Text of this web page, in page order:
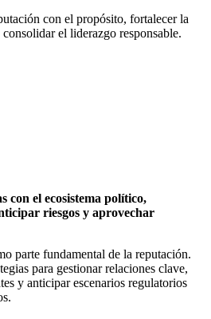
con el propósito, fortalecer la
el liderazgo responsable.
con el ecosistema político,
riesgos y aprovechar
parte fundamental de la reputación.
para gestionar relaciones clave,
y anticipar escenarios regulatorios